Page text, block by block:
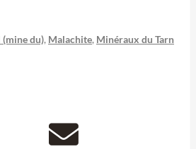
du), Malachite, Minéraux du Tarn